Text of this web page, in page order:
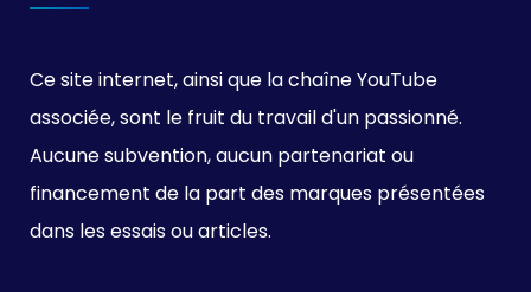
Ce site internet, ainsi que la chaîne YouTube
associée, sont le fruit du travail d'un passionné.
Aucune subvention, aucun partenariat ou
financement de la part des marques présentées
dans les essais ou articles.